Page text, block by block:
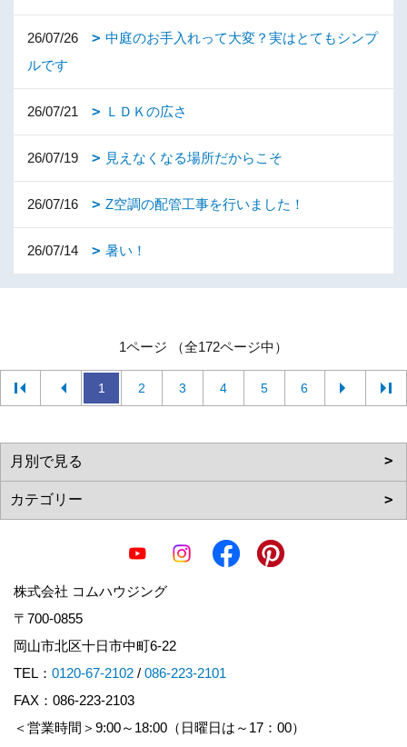
26/07/26
中庭のお手入れって大変？実はとてもシンプ
ルです
26/07/21 ＬＤＫの広さ
26/07/19 見えなくなる場所だからこそ
26/07/16 Z空調の配管工事を行いました！
26/07/14 暑い！
1ページ （全172ページ中）
1 2 3 4 5 6
株式会社 コムハウジング
〒700-0855
岡山市北区十日市中町6-22
TEL： 0120-67-2102 / 086-223-2101
FAX：086-223-2103
＜営業時間＞9:00～18:00（日曜日は～17：00）